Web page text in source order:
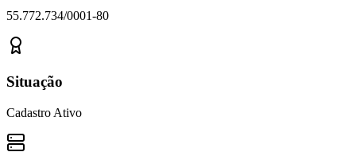
55.772.734/0001-80
Situação
Cadastro Ativo